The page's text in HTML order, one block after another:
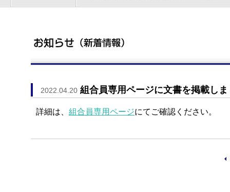
2022.04.20 組合員専用ページに文書を掲載しま
詳細は、 組合員専用ページにてご確認ください。